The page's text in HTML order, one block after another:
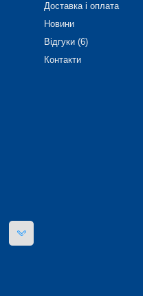
Доставка і оплата
Новини
Відгуки (6)
Контакти